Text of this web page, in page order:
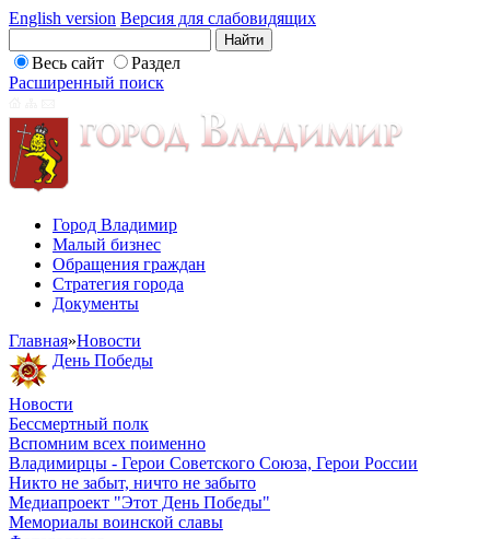
English version Версия для слабовидящих
Весь сайт
Раздел
Расширенный поиск
Город Владимир
Малый бизнес
Обращения граждан
Стратегия города
Документы
Главная»Новости
День Победы
Новости
Бессмертный полк
Вспомним всех поименно
Владимирцы - Герои Советского Союза, Герои России
Никто не забыт, ничто не забыто
Медиапроект "Этот День Победы"
Мемориалы воинской славы